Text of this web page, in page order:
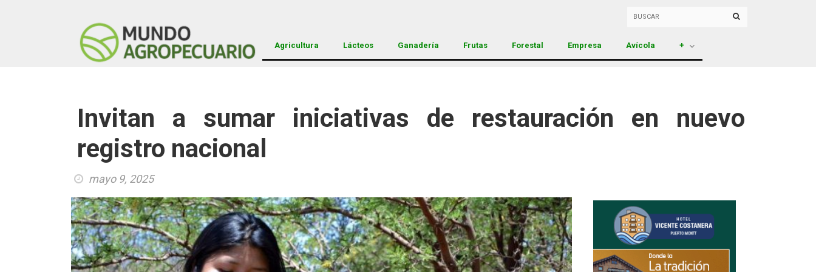
Agricultura Lácteos Ganadería Frutas Forestal Empresa Avícola +
Invitan a sumar iniciativas de restauración en nuevo
registro nacional
mayo 9, 2025